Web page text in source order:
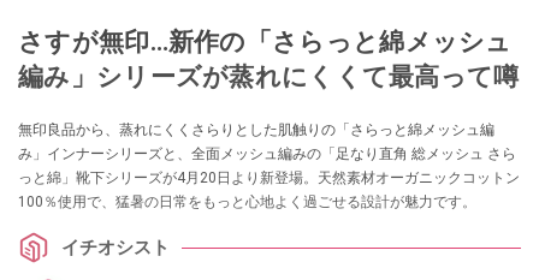
さすが無印…新作の「さらっと綿メッシュ
編み」シリーズが蒸れにくくて最高って噂
無印良品から、蒸れにくくさらりとした肌触りの「さらっと綿メッシュ編
み」インナーシリーズと、全面メッシュ編みの「足なり直角 総メッシュ さら
っと綿」靴下シリーズが4月20日より新登場。天然素材オーガニックコットン
100％使用で、猛暑の日常をもっと心地よく過ごせる設計が魅力です。
イチオシスト